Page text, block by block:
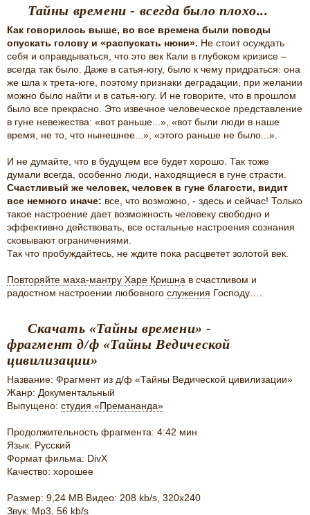
Тайны времени - всегда было плохо...
Как говорилось выше, во все времена были поводы
опускать голову и «распускать нюни». Не стоит осуждать
себя и оправдываться, что это век Кали в глубоком кризисе –
всегда так было. Даже в сатья-югу, было к чему придраться: она
же шла к трета-юге, поэтому признаки деградации, при желании
можно было найти и в сатья-югу. И не говорите, что в прошлом
было все прекрасно. Это извечное человеческое представление
в гуне невежества: «вот раньше...», «вот были люди в наше
время, не то, что нынешнее...», «этого раньше не было...».
И не думайте, что в будущем все будет хорошо. Так тоже
думали всегда, особенно люди, находящиеся в гуне страсти.
Счастливый же человек, человек в гуне благости, видит
все немного иначе: все, что возможно, - здесь и сейчас! Только
такое настроение дает возможность человеку свободно и
эффективно действовать, все остальные настроения сознания
сковывают ограничениями.
Так что пробуждайтесь, не ждите пока расцветет золотой век.
Повторяйте маха-мантру Харе Кришна в счастливом и
радостном настроении любовного служения Господу….
Скачать «Тайны времени» -
фрагмент д/ф «Тайны Ведической
цивилизации»
Название: Фрагмент из д/ф «Тайны Ведической цивилизации»
Жанр: Документальный
Выпущено: студия «Премананда»
Продолжительность фрагмента: 4:42 мин
Язык: Русский
Формат фильма: DivX
Качество: хорошее
Размер: 9,24 MB Видео: 208 kb/s, 320x240
Звук: Mp3, 56 kb/s